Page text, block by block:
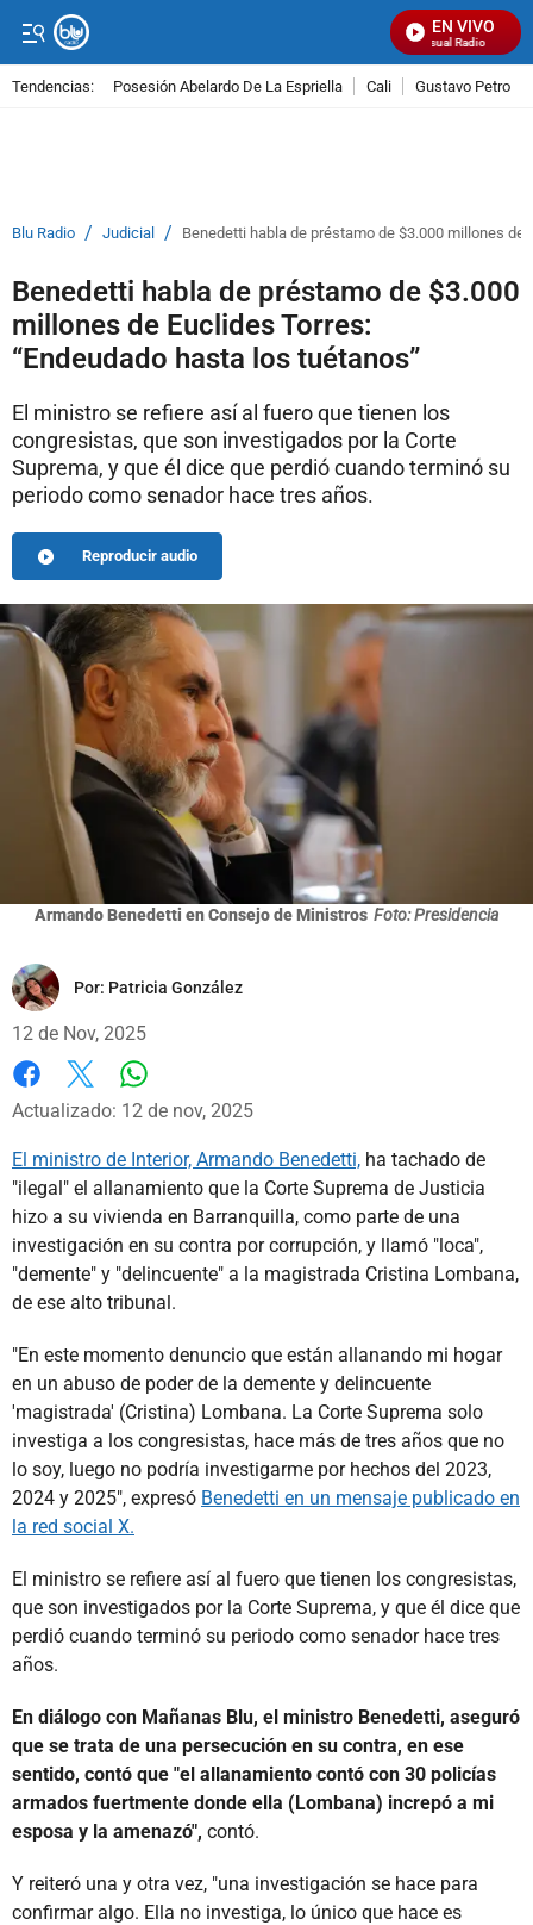
EN VIVO
Señal Visual Radio
Tendencias: Posesión Abelardo De La Espriella Cali Gustavo Petro
Blu Radio / Judicial / Benedetti habla de préstamo de $3.000 millones de
Benedetti habla de préstamo de $3.000
millones de Euclides Torres:
“Endeudado hasta los tuétanos”
El ministro se refiere así al fuero que tienen los
congresistas, que son investigados por la Corte
Suprema, y que él dice que perdió cuando terminó su
periodo como senador hace tres años.
Reproducir audio
Armando Benedetti en Consejo de Ministros Foto: Presidencia
Por: Patricia González
12 de Nov, 2025
Facebook
X
Actualizado: 12 de nov, 2025
El ministro de Interior, Armando Benedetti, ha tachado de
"ilegal" el allanamiento que la Corte Suprema de Justicia
hizo a su vivienda en Barranquilla, como parte de una
investigación en su contra por corrupción, y llamó "loca",
"demente" y "delincuente" a la magistrada Cristina Lombana,
de ese alto tribunal.
"En este momento denuncio que están allanando mi hogar
en un abuso de poder de la demente y delincuente
'magistrada' (Cristina) Lombana. La Corte Suprema solo
investiga a los congresistas, hace más de tres años que no
lo soy, luego no podría investigarme por hechos del 2023,
2024 y 2025", expresó Benedetti en un mensaje publicado en
la red social X.
El ministro se refiere así al fuero que tienen los congresistas,
que son investigados por la Corte Suprema, y que él dice que
perdió cuando terminó su periodo como senador hace tres
años.
En diálogo con Mañanas Blu, el ministro Benedetti, aseguró
que se trata de una persecución en su contra, en ese
sentido, contó que "el allanamiento contó con 30 policías
armados fuertmente donde ella (Lombana) increpó a mi
esposa y la amenazó", contó.
Y reiteró una y otra vez, "una investigación se hace para
confirmar algo. Ella no investiga, lo único que hace es